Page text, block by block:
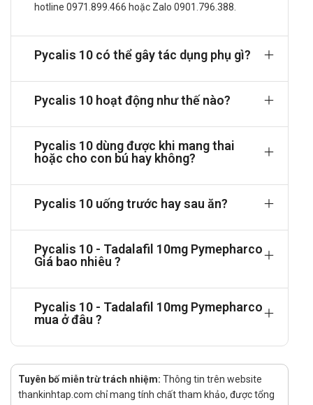
Sử dụng bằng cách uống với nước vào thời điểm trước khi
Liều dùng:
Người bệnh có thể dùng liều ngày 1 lần x 2 viên/lần phụ
thuộc vào hiệu quả đáp ứng ở người bệnh.
Trong 24 tiếng, không được sử dụng quá 1 lần uống.
Người cao tuổi
Liều như người lớn, không cần chỉnh liều
Người bệnh suy gan
Suy gan nặng: không nên dùng
chỉnh liều uống.
5mg/lần/ngày và không quá 10mg/lần trong vòng 48
tiếng.
Clcr < 30ml/phút (suy thận độ nặng) hoặc người bệnh
đang phải chạy thận nhân tạo: liều uống không vượt
hotline 0971.899.466 hoặc Zalo 0901.796.388.
Pycalis 10 có thể gây tác dụng phụ gì?
Pycalis 10 hoạt động như thế nào?
Pycalis 10 dùng được khi mang thai
hoặc cho con bú hay không?
Pycalis 10 uống trước hay sau ăn?
Pycalis 10 - Tadalafil 10mg Pymepharco
Giá bao nhiêu ?
Pycalis 10 - Tadalafil 10mg Pymepharco
mua ở đâu ?
Tuyên bố miễn trừ trách nhiệm: Thông tin trên website
thankinhtap.com chỉ mang tính chất tham khảo, được tổng